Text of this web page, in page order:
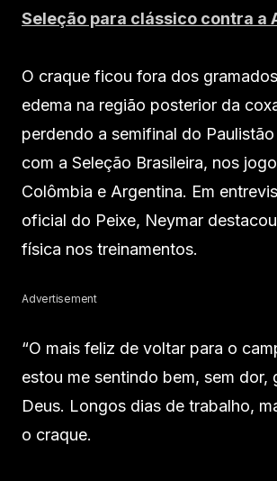
Seleção para clássico contra a
O craque ficou fora dos
edema na região posterior da
perdendo a semifinal do
com a Seleção Brasileira, nos
Colômbia e Argentina. Em
oficial do Peixe, Neymar
física nos treinamentos.
Advertisement
“O mais feliz de voltar para o
estou me sentindo bem, sem dor,
Deus. Longos dias de trabalho,
o craque.